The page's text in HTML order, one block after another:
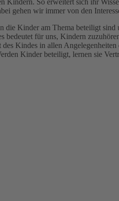
Kindern. So erweitert sich ihr
gehen wir immer von den
die Kinder am Thema beteiligt
bedeutet für uns, Kindern
Kindes in allen
Kinder beteiligt, lernen sie